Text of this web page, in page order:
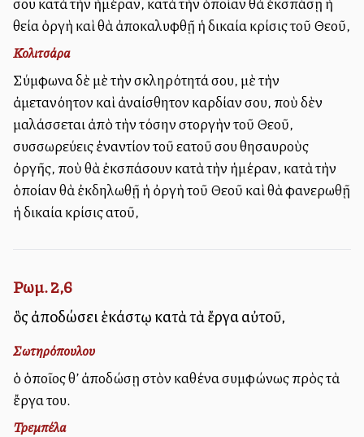
θεία ὀργὴ καὶ θὰ ἀποκαλυφθῇ ἡ δικαία κρίσις τοῦ Θεοῦ,
Κολιτσάρα
Σύμφωνα δὲ μὲ τὴν σκληρότητά σου, μὲ τὴν
ἀμετανόητον καὶ ἀναίσθητον καρδίαν σου, ποὺ δὲν
μαλάσσεται ἀπὸ τὴν τόσην στοργὴν τοῦ Θεοῦ,
συσσωρεύεις ἐναντίον τοῦ εὐατοῦ σου θησαυροὺς
ὀργῆς, ποὺ θὰ ἐκσπάσουν κατὰ τὴν ἡμέραν, κατὰ τὴν
ὁποίαν θὰ ἐκδηλωθῇ ἡ ὀργὴ τοῦ Θεοῦ καὶ θὰ φανερωθῇ
ἡ δικαία κρίσις αὐτοῦ,
Ρωμ. 2,6
ὃς ἀποδώσει ἑκάστῳ κατὰ τὰ ἔργα αὐτοῦ,
Σωτηρόπουλου
ὁ ὁποῖος θ’ ἀποδώσῃ στὸν καθένα συμφώνως πρὸς τὰ
ἔργα του.
Τρεμπέλα